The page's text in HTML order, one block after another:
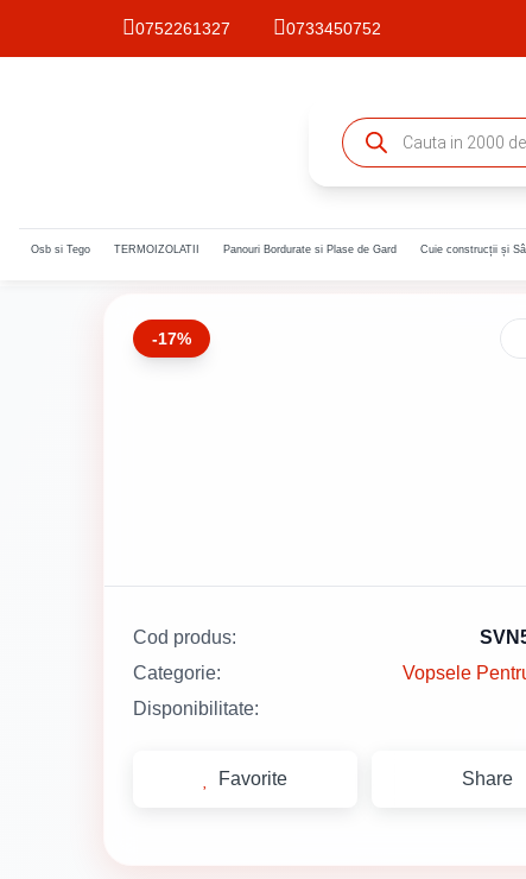
0752261327 0733450752
Products
search
Osb si Tego TERMOIZOLATII Panouri Bordurate si Plase de Gard Cuie construcții și
-17%
Cod produs:
Categorie:
Vopsele
Disponibilitate:
Favorite Share